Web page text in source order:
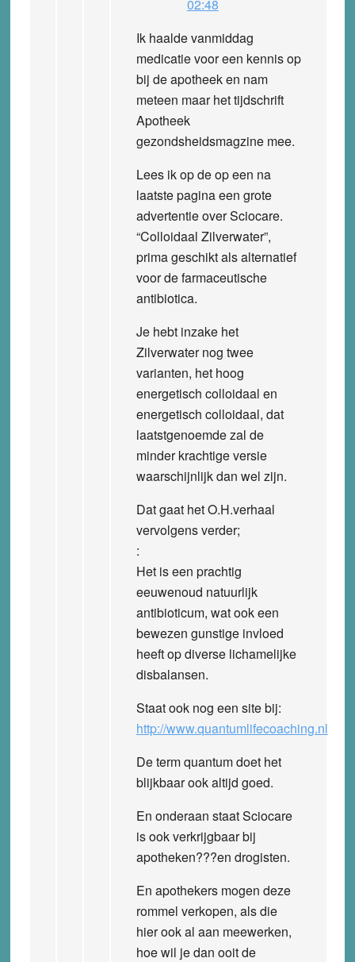
02:48
Ik haalde vanmiddag
medicatie voor een kennis op
bij de apotheek en nam
meteen maar het tijdschrift
Apotheek
gezondsheidsmagzine mee.
Lees ik op de op een na
laatste pagina een grote
advertentie over Sciocare.
“Colloidaal Zilverwater”,
prima geschikt als alternatief
voor de farmaceutische
antibiotica.
Je hebt inzake het
Zilverwater nog twee
varianten, het hoog
energetisch colloidaal en
energetisch colloidaal, dat
laatstgenoemde zal de
minder krachtige versie
waarschijnlijk dan wel zijn.
Dat gaat het O.H.verhaal
vervolgens verder;
:
Het is een prachtig
eeuwenoud natuurlijk
antibioticum, wat ook een
bewezen gunstige invloed
heeft op diverse lichamelijke
disbalansen.
Staat ook nog een site bij:
http://www.quantumlifecoaching.nl
De term quantum doet het
blijkbaar ook altijd goed.
En onderaan staat Sciocare
is ook verkrijgbaar bij
apotheken???en drogisten.
En apothekers mogen deze
rommel verkopen, als die
hier ook al aan meewerken,
hoe wil je dan ooit de